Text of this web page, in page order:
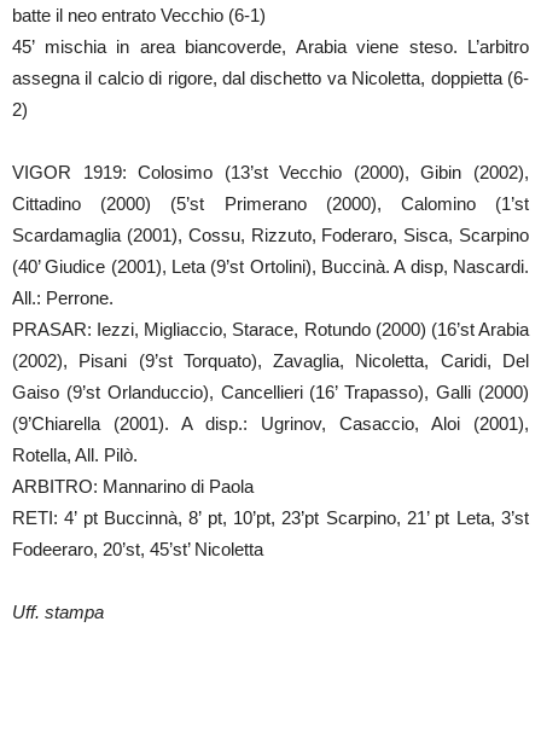
batte il neo entrato Vecchio (6-1)
45’ mischia in area biancoverde, Arabia viene steso. L’arbitro
assegna il calcio di rigore, dal dischetto va Nicoletta, doppietta (6-
2)
VIGOR 1919: Colosimo (13’st Vecchio (2000), Gibin (2002),
Cittadino (2000) (5’st Primerano (2000), Calomino (1’st
Scardamaglia (2001), Cossu, Rizzuto, Foderaro, Sisca, Scarpino
(40’ Giudice (2001), Leta (9’st Ortolini), Buccinà. A disp, Nascardi.
All.: Perrone.
PRASAR: Iezzi, Migliaccio, Starace, Rotundo (2000) (16’st Arabia
(2002), Pisani (9’st Torquato), Zavaglia, Nicoletta, Caridi, Del
Gaiso (9’st Orlanduccio), Cancellieri (16’ Trapasso), Galli (2000)
(9’Chiarella (2001). A disp.: Ugrinov, Casaccio, Aloi (2001),
Rotella, All. Pilò.
ARBITRO: Mannarino di Paola
RETI: 4’ pt Buccinnà, 8’ pt, 10’pt, 23’pt Scarpino, 21’ pt Leta, 3’st
Fodeeraro, 20’st, 45’st’ Nicoletta
Uff. stampa